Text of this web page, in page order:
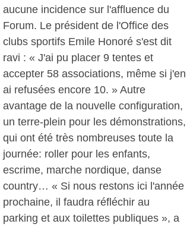
aucune incidence sur l'affluence du
Forum. Le président de l'Office des
clubs sportifs Emile Honoré s'est dit
ravi : « J'ai pu placer 9 tentes et
accepter 58 associations, même si j'en
ai refusées encore 10. » Autre
avantage de la nouvelle configuration,
un terre-plein pour les démonstrations,
qui ont été très nombreuses toute la
journée: roller pour les enfants,
escrime, marche nordique, danse
country… « Si nous restons ici l'année
prochaine, il faudra réfléchir au
parking et aux toilettes publiques », a